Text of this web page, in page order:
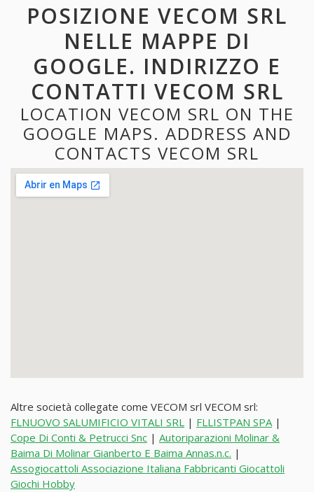
POSIZIONE VECOM SRL
NELLE MAPPE DI
GOOGLE. INDIRIZZO E
CONTATTI VECOM SRL
LOCATION VECOM SRL ON THE
GOOGLE MAPS. ADDRESS AND
CONTACTS VECOM SRL
Altre società collegate come VECOM srl VECOM srl:
FLNUOVO SALUMIFICIO VITALI SRL | FLLISTPAN SPA|
Cope Di Conti & Petrucci Snc | Autoriparazioni Molinar &
Baima Di Molinar Gianberto E Baima Annas.n.c. |
Assogiocattoli Associazione Italiana Fabbricanti Giocattoli
Giochi Hobby